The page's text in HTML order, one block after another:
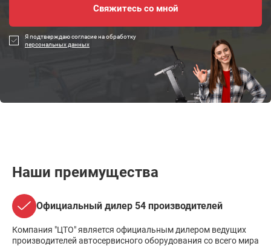
Я подтверждаю согласие на обработку
персональных данных
Наши преимущества
Официальный дилер 54 производителей
Компания "ЦТО" является официальным дилером ведущих
производителей автосервисного оборудования со всего мира